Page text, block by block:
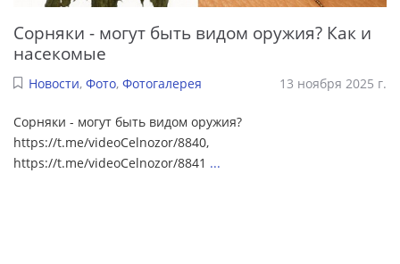
Сорняки - могут быть видом оружия? Как и
насекомые
Новости, Фото, Фотогалерея 13 ноября 2025 г.
Сорняки - могут быть видом оружия?
https://t.me/videoCelnozor/8840,
https://t.me/videoCelnozor/8841 ...